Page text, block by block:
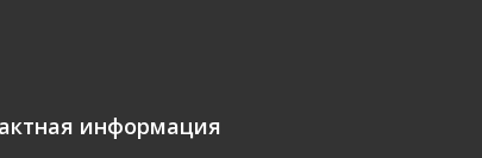
информация